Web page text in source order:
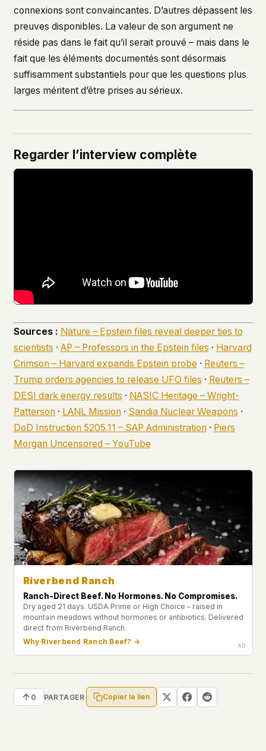
connexions sont convaincantes. D’autres dépassent les
preuves disponibles. La valeur de son argument ne
réside pas dans le fait qu’il serait prouvé – mais dans le
fait que les éléments documentés sont désormais
suffisamment substantiels pour que les questions plus
larges méritent d’être prises au sérieux.
Regarder l’interview complète
Sources : Nature – Epstein files reveal deeper ties to
scientists · AP – Professors in the Epstein files · Harvard
Crimson – Harvard expands Epstein probe · Reuters –
Trump orders agencies to release UFO files · Reuters –
DESI dark energy results · NASIC Heritage – Wright-
Patterson· LANL Mission· Sandia Nuclear Weapons ·
DoD Instruction 5205.11 – SAP Administration· Piers
Morgan Uncensored – YouTube
Riverbend Ranch
Ranch-Direct Beef. No Hormones. No Compromises.
Dry aged 21 days. USDA Prime or High Choice – raised in
mountain meadows without hormones or antibiotics. Delivered
direct from Riverbend Ranch.
Why Riverbend Ranch Beef? →
0 PARTAGER Copier le lien